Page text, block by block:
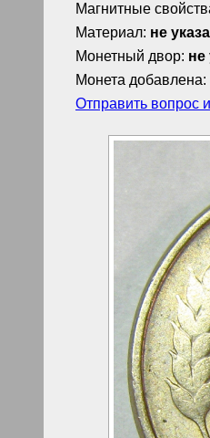
Магнитные
Материал: не
Монетный двор: не
Монета добавлена:
Отправить вопрос